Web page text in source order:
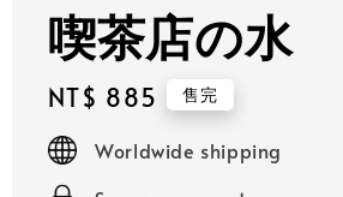
喫茶店の水
Regular
price
NT$ 885 售完
Worldwide shipping